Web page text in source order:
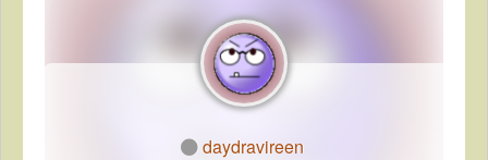
daydravireen